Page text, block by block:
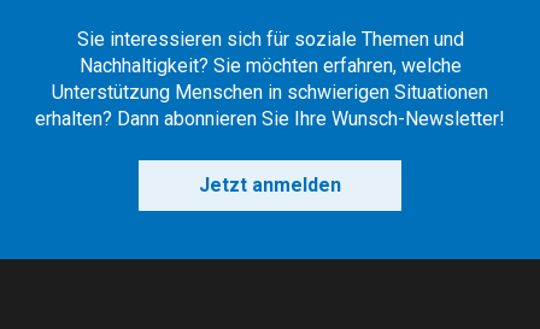
Sie interessieren sich für soziale Themen und
Nachhaltigkeit? Sie möchten erfahren, welche
Unterstützung Menschen in schwierigen Situationen
erhalten? Dann abonnieren Sie Ihre Wunsch-Newsletter!
Jetzt anmelden